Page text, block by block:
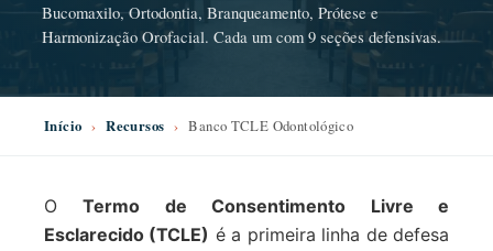
Bucomaxilo, Ortodontia, Branqueamento, Prótese e
Harmonização Orofacial. Cada um com 9 seções defensivas.
Início › Recursos › Banco TCLE Odontológico
OTermo de Consentimento Livre e
Esclarecido (TCLE) é a primeira linha de defesa